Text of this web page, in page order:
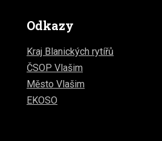
Odkazy
Kraj Blanických rytířů
ČSOP Vlašim
Město Vlašim
EKOSO